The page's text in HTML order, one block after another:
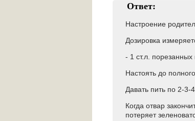
Ответ:
Настроение
Дозировка
- 1 ст.л.
Настоять до
Давать пить по 2-3-
Когда отвар
потеряет